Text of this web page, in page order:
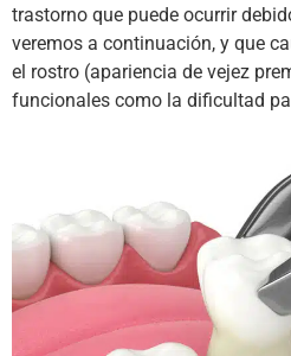
trastorno que puede ocurrir
veremos a continuación, y que
el rostro (apariencia de vejez
funcionales como la dificultad